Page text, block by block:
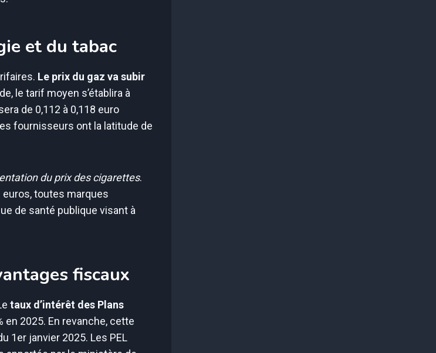
et du tabac
Le prix du gaz va subir
le tarif moyen s’établira à
de 0,112 à 0,118 euro
fournisseurs ont la latitude de
du prix des cigarettes.
euros, toutes marques
de santé publique visant à
fiscaux
taux d’intérêt des Plans
en 2025. En revanche, cette
1er janvier 2025. Les PEL